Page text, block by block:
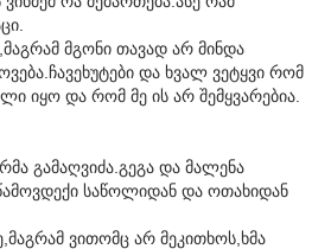
მგონი თავად არ მინდა
და ხვალ ვეტყვი რომ
იყო და რომ მე ის არ შემყვარებია.
გამაღვიძა.გეგა და მალენა
საწოლიდან და ოთახიდან
ვითომც არ მეკითხოს,ხმა